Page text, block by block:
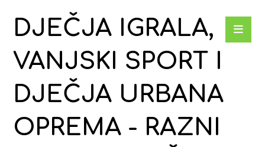
DJEČJA IGRALA,
VANJSKI SPORT I
DJEČJA URBANA
OPREMA - RAZNI